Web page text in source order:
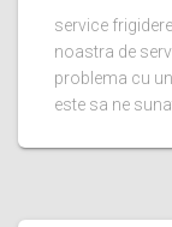
service
noastra de
problema cu
este sa ne